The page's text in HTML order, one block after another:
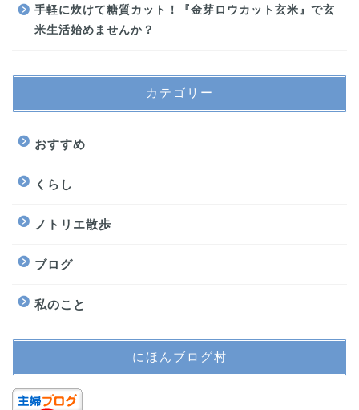
手軽に炊けて糖質カット！『金芽ロウカット玄米』で玄
米生活始めませんか？
カテゴリー
おすすめ
くらし
ノトリエ散歩
ブログ
私のこと
にほんブログ村